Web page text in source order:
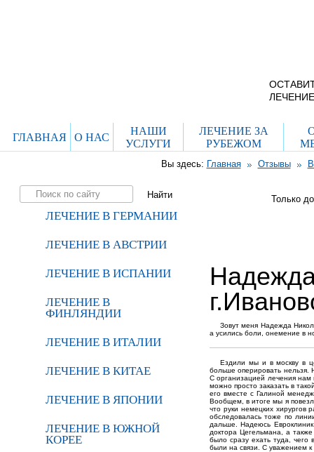
ГЛАВНАЯ О НАС
НАШИ
УСЛУГИ
ЛЕЧЕНИЕ ЗА
РУБЕЖОМ
Вы здесь: Главная Отзывы
ЛЕЧЕНИЕ В ГЕРМАНИИ
ЛЕЧЕНИЕ В АВСТРИИ
ЛЕЧЕНИЕ В ИСПАНИИ
ЛЕЧЕНИЕ В
ФИНЛЯНДИИ
ЛЕЧЕНИЕ В ИТАЛИИ
ЛЕЧЕНИЕ В КИТАЕ
ЛЕЧЕНИЕ В ЯПОНИИ
ЛЕЧЕНИЕ В ЮЖНОЙ
КОРЕЕ
Только
Зовут меня Надежда
а усились боли, онемение в
Ездили мы и в москву в
больше оперировать
С организацией лечения нам
можно просто заказать в
его вместе с Галиной
Вообщем, в итоге мы я
что руки немецких
обследовалась тоже по
дальше. Надеюсь
доктора Цегельмана, а
было сразу ехать туда, чего
были на связи. С уважением